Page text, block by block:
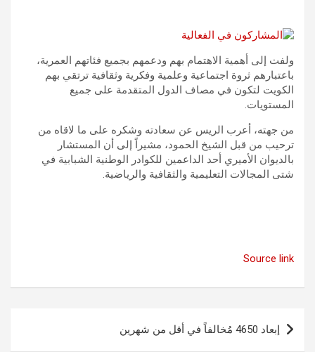
ولفت إلى أهمية الاهتمام بهم ودعمهم بجميع فئاتهم العمرية،
باعتبارهم ثروة اجتماعية وعلمية وفكرية وثقافية ترتقي بهم
الكويت لتكون في مصاف الدول المتقدمة على جميع
المستويات.
من جهته، أعرب الريس عن سعادته وشكره على ما لاقاه من
ترحيب من قبل الشيخ الحمود، مشيراً إلى أن المستشار
بالديوان الأميري أحد الداعمين للكوادر الوطنية الشبابية في
شتى المجالات التعليمية والثقافية والرياضية.
Source link
تصفّح
المقالات
إبعاد 4650 مُخالفاً في أقل من شهرين